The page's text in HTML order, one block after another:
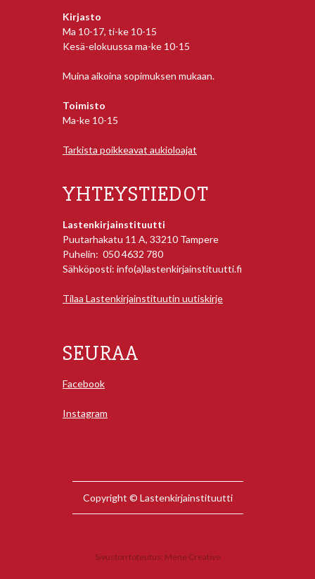
Kirjasto
Ma 10-17, ti-ke 10-15
Kesä-elokuussa ma-ke 10-15
Muina aikoina sopimuksen mukaan.
Toimisto
Ma-ke 10-15
Tarkista poikkeavat aukioloajat
YHTEYSTIEDOT
Lastenkirjainstituutti
Puutarhakatu 11 A, 33210 Tampere
Puhelin: 050 4632 780
Sähköposti: info(a)lastenkirjainstituutti.fi
Tilaa Lastenkirjainstituutin uutiskirje
SEURAA
Facebook
Instagram
Copyright © Lastenkirjainstituutti
Sivuston toteutus: Mene Creative